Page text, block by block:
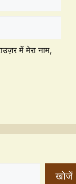
में मेरा नाम,
खोजें